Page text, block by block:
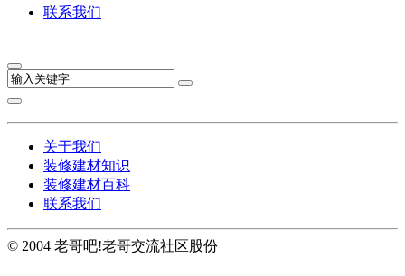
联系我们
关于我们
装修建材知识
装修建材百科
联系我们
© 2004 老哥吧!老哥交流社区股份